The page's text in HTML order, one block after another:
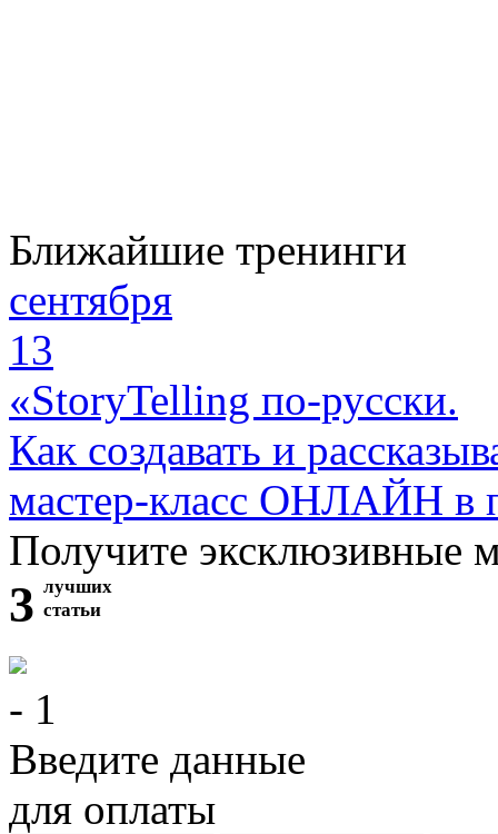
Ближайшие тренинги
сентября
13
«StoryTelling по-русски.
Как создавать и
мастер-класс ОНЛАЙН в
Получите эксклюзивные
3 лучших
статьи
- 1
Введите данные
для оплаты